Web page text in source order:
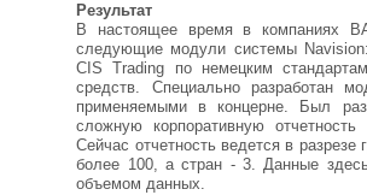
Результат
В настоящее время в компаниях
следующие модули системы
CIS Trading по немецким
средств. Специально разработан
применяемыми в концерне. Был
сложную корпоративную
Сейчас отчетность ведется в разрезе
более 100, а стран - 3. Данные
объемом данных.